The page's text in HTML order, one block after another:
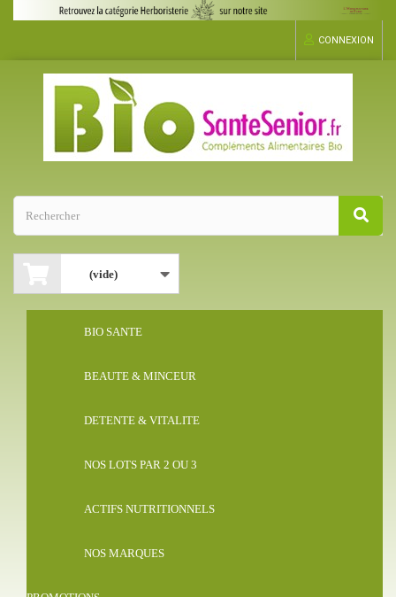
CONNEXION
(vide)
BIO SANTE
BEAUTE & MINCEUR
DETENTE & VITALITE
NOS LOTS PAR 2 OU 3
ACTIFS NUTRITIONNELS
NOS MARQUES